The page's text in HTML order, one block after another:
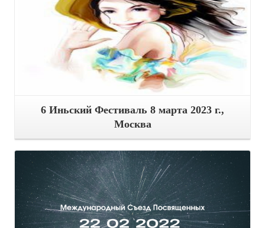
6 Иньский Фестиваль 8 марта 2023 г.,
Москва
Подробнее